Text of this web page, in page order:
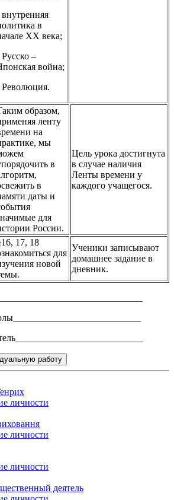
внутренняя
в
XX века;
–
война;
Революция.
образом,
ленту
на
мы
в
в
даты и
для
России.
Цель урока достигнута
в случае наличия
Ленты времени у
каждого учащегося.
17, 18
для
новой
Ученики записывают
домашнее задание в
дневник.
работу
личности
личности
личности
деятель